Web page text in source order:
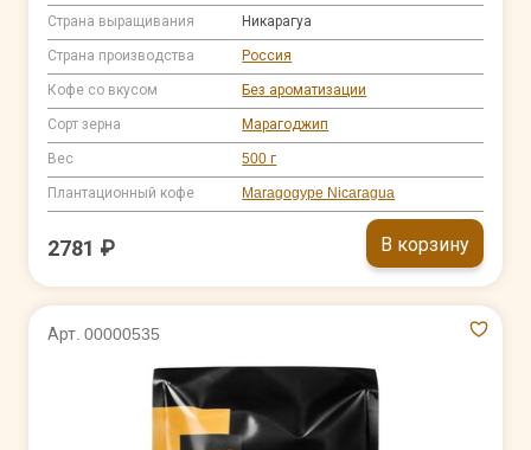
Страна выращивания Никарагуа
Страна производства Россия
Кофе со вкусом Без ароматизации
Сорт зерна Марагоджип
Вес 500 г
Плантационный кофе Maragogype Nicaragua
2781 ₽ В корзину
Арт. 00000535